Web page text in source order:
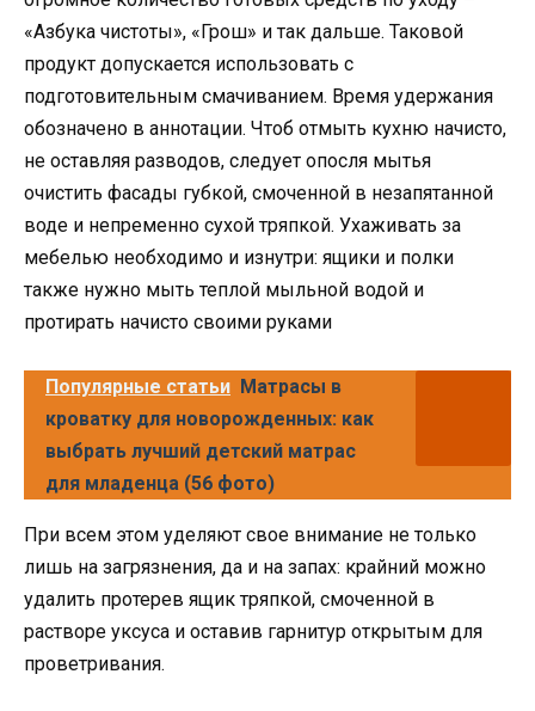
«Азбука чистоты», «Грош» и так дальше. Таковой
продукт допускается использовать с
подготовительным смачиванием. Время удержания
обозначено в аннотации. Чтоб отмыть кухню начисто,
не оставляя разводов, следует опосля мытья
очистить фасады губкой, смоченной в незапятанной
воде и непременно сухой тряпкой. Ухаживать за
мебелью необходимо и изнутри: ящики и полки
также нужно мыть теплой мыльной водой и
протирать начисто своими руками
Популярные статьи Матрасы в
кроватку для новорожденных: как
выбрать лучший детский матрас
для младенца (56 фото)
При всем этом уделяют свое внимание не только
лишь на загрязнения, да и на запах: крайний можно
удалить протерев ящик тряпкой, смоченной в
растворе уксуса и оставив гарнитур открытым для
проветривания.